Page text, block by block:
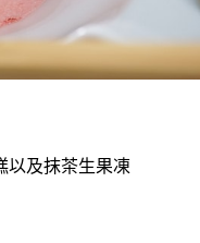
以及抹茶生果凍